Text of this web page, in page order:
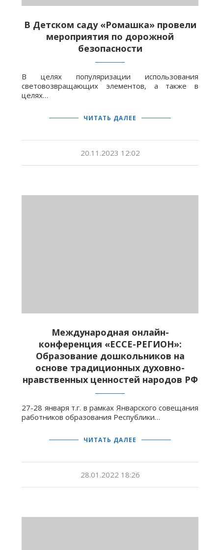
В Детском саду «Ромашка» провели
мероприятия по дорожной
безопасности
В целях популяризации использования
световозвращающих элементов, а также в
целях…
ЧИТАТЬ ДАЛЕЕ
20.11.2023 12:02
Международная онлайн-
конференция «ЕССЕ-РЕГИОН»:
Образование дошкольников на
основе традиционных духовно-
нравственных ценностей народов РФ
27-28 января т.г. в рамках Январского совещания
работников образования Республики…
ЧИТАТЬ ДАЛЕЕ
28.01.2022 18:26